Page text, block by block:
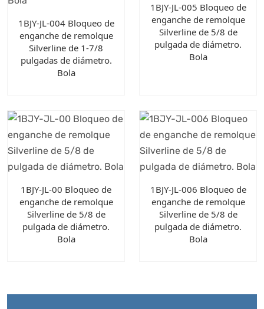
1BJY-JL-004 Bloqueo de
enganche de remolque
Silverline de 1-7/8
pulgadas de diámetro.
Bola
1BJY-JL-005 Bloqueo de
enganche de remolque
Silverline de 5/8 de
pulgada de diámetro.
Bola
1BJY-JL-00 Bloqueo de
enganche de remolque
Silverline de 5/8 de
pulgada de diámetro.
Bola
1BJY-JL-006 Bloqueo de
enganche de remolque
Silverline de 5/8 de
pulgada de diámetro.
Bola